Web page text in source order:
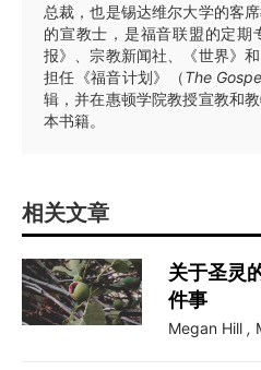
总裁，也是锡达维尔大学的客
的宣教士，是福音联盟的定期
报》、宗教新闻社、《世界》
担任《福音计划》（The
辑，并在惠顿学院教授宣教和
本书籍。
相关文章
关于圣灵
件事
Megan Hill ,